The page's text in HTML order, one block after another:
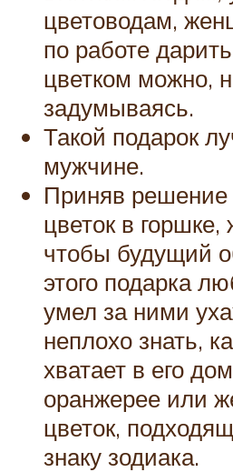
цветоводам,
по работе
цветком можно,
задумываясь.
Такой подарок
мужчине.
Приняв решение
цветок в горшке,
чтобы будущий
этого подарка
умел за ними
неплохо знать,
хватает в его
оранжерее или
цветок,
знаку зодиака.